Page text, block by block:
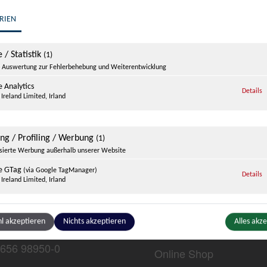
Porsche
1
Anger-Aufham
98950-0
Öffnungszeiten
Preise & Tickets
Online Shop
/ Statistik (1)
Auswertung zur Fehlerbehebung und Weiterentwicklung
Analytics
Ireland Limited, Irland
Details
/ Profiling / Werbung (1)
Werbung außerhalb unserer Website
GTag (via Google TagManager)
Ireland Limited, Irland
Details
Inhalte(1)
akzeptieren Nichts akzeptieren Alles